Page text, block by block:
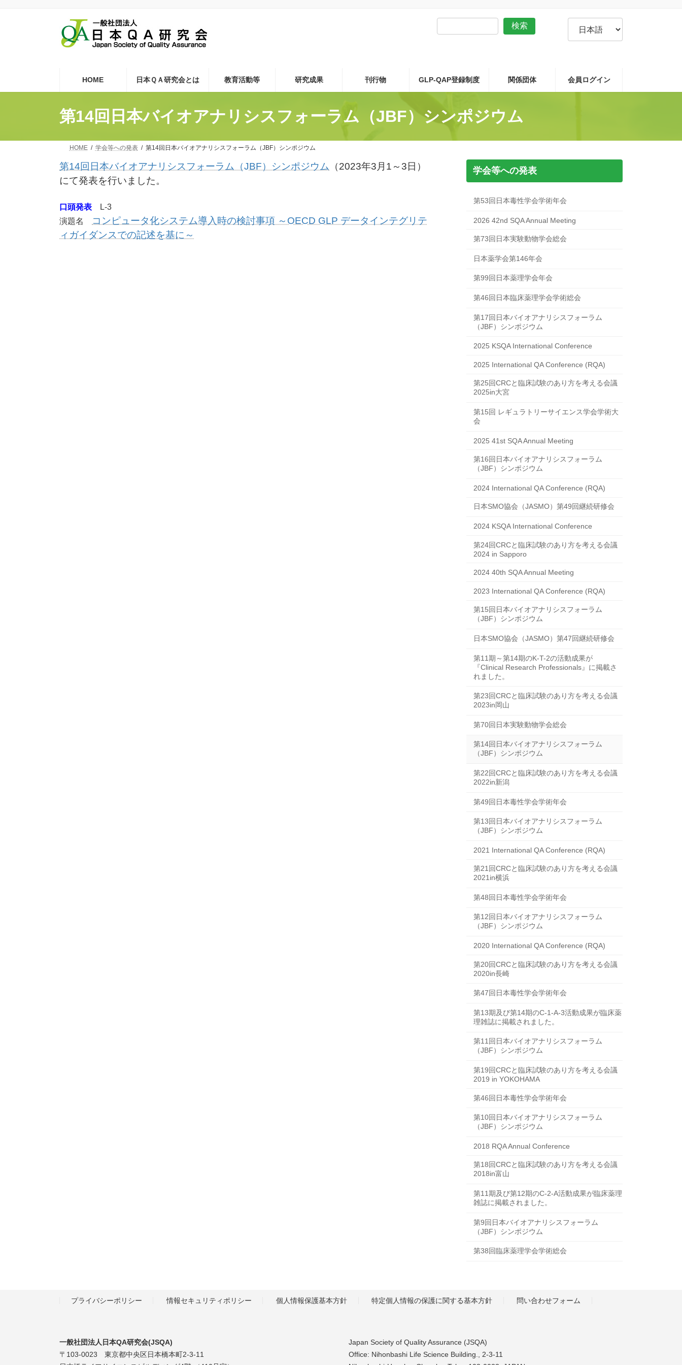
検索
を
HOME 日本ＱＡ研究会とは 教育活動等 研究成果 刊行物 GLP-QAP登録制度 関係団体 会員ログイン
第14回日本バイオアナリシスフォーラム（JBF）シンポジウム
HOME 学会等への発表 第14回日本バイオアナリシスフォーラム（JBF）シンポジウム
第14回日本バイオアナリシスフォーラム（JBF）シンポジウム （2023年3月1～3日）
にて発表を行いました。
口頭発表
L-3
演題名
コンピュータ化システム導入時の検討事項 ～OECD GLP データインテグリテ
ィガイダンスでの記述を基に～
学会等への発表
第53回日本毒性学会学術年会
2026 42nd SQA Annual Meeting
第73回日本実験動物学会総会
日本薬学会第146年会
第99回日本薬理学会年会
第46回日本臨床薬理学会学術総会
第17回日本バイオアナリシスフォーラム
（JBF）シンポジウム
2025 KSQA International Conference
2025 International QA Conference (RQA)
第25回CRCと臨床試験のあり方を考える会議
2025in大宮
第15回 レギュラトリーサイエンス学会学術大
会
2025 41st SQA Annual Meeting
第16回日本バイオアナリシスフォーラム
（JBF）シンポジウム
2024 International QA Conference (RQA)
日本SMO協会（JASMO）第49回継続研修会
2024 KSQA International Conference
第24回CRCと臨床試験のあり方を考える会議
2024 in Sapporo
2024 40th SQA Annual Meeting
2023 International QA Conference (RQA)
第15回日本バイオアナリシスフォーラム
（JBF）シンポジウム
日本SMO協会（JASMO）第47回継続研修会
第11期～第14期のK-T-2の活動成果が
『Clinical Research Professionals』に掲載さ
れました。
第23回CRCと臨床試験のあり方を考える会議
2023in岡山
第70回日本実験動物学会総会
第14回日本バイオアナリシスフォーラム
（JBF）シンポジウム
第22回CRCと臨床試験のあり方を考える会議
2022in新潟
第49回日本毒性学会学術年会
第13回日本バイオアナリシスフォーラム
（JBF）シンポジウム
2021 International QA Conference (RQA)
第21回CRCと臨床試験のあり方を考える会議
2021in横浜
第48回日本毒性学会学術年会
第12回日本バイオアナリシスフォーラム
（JBF）シンポジウム
2020 International QA Conference (RQA)
第20回CRCと臨床試験のあり方を考える会議
2020in長崎
第47回日本毒性学会学術年会
第13期及び第14期のC-1-A-3活動成果が臨床薬
理雑誌に掲載されました。
第11回日本バイオアナリシスフォーラム
（JBF）シンポジウム
第19回CRCと臨床試験のあり方を考える会議
2019 in YOKOHAMA
第46回日本毒性学会学術年会
第10回日本バイオアナリシスフォーラム
（JBF）シンポジウム
2018 RQA Annual Conference
第18回CRCと臨床試験のあり方を考える会議
2018in富山
第11期及び第12期のC-2-A活動成果が臨床薬理
雑誌に掲載されました。
第9回日本バイオアナリシスフォーラム
（JBF）シンポジウム
第38回臨床薬理学会学術総会
プライバシーポリシー 情報セキュリティポリシー 個人情報保護基本方針 特定個人情報の保護に関する基本方針 問い合わせフォーム
一般社団法人日本QA研究会(JSQA)
〒103-0023 東京都中央区日本橋本町2-3-11
Japan Society of Quality Assurance (JSQA)
Office: Nihonbashi Life Science Building., 2-3-11